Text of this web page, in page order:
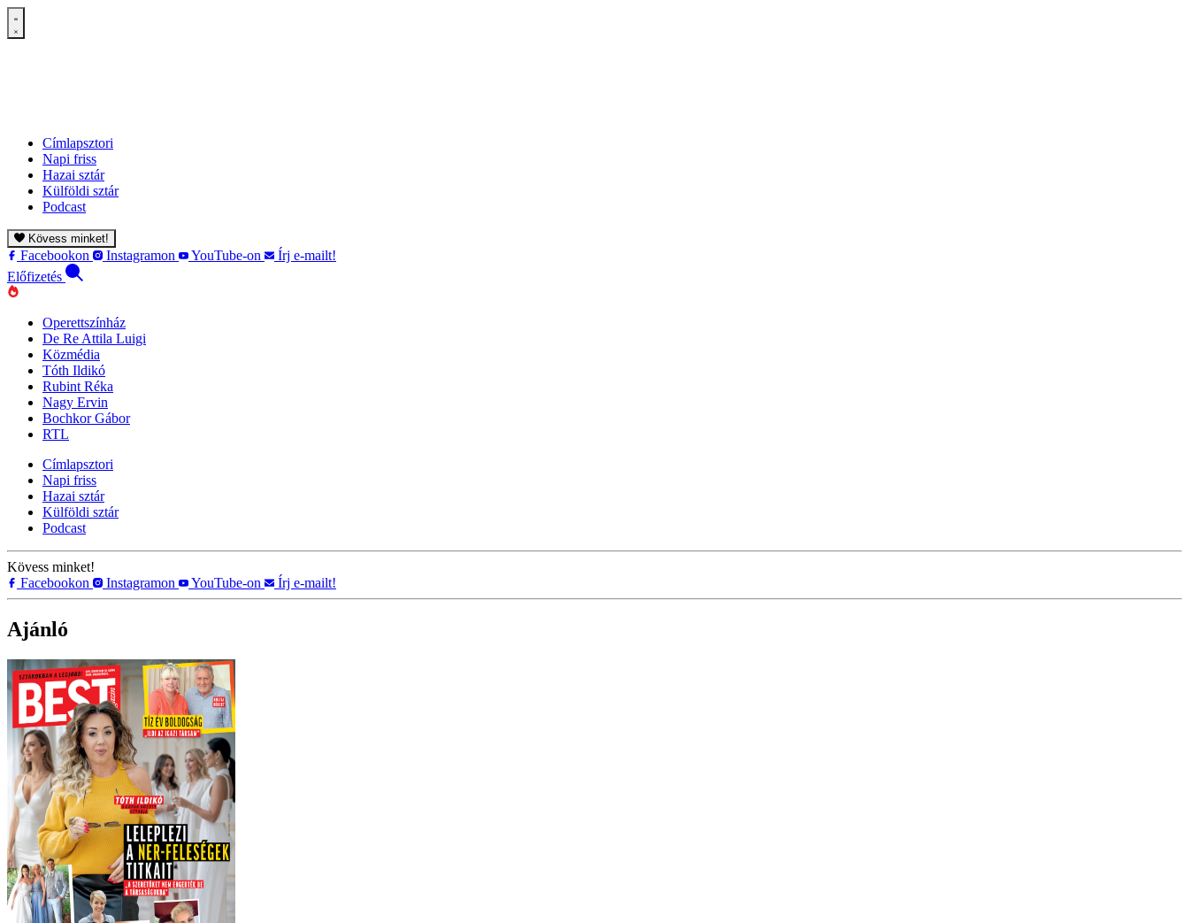
Címlapsztori
Napi friss
Hazai sztár
Külföldi sztár
Podcast
Kövess minket!
Facebookon Instagramon YouTube-on
Írj e-mailt!
Előfizetés
Operettszínház
De Re Attila Luigi
Közmédia
Tóth Ildikó
Rubint Réka
Nagy Ervin
Bochkor Gábor
RTL
Címlapsztori
Napi friss
Hazai sztár
Külföldi sztár
Podcast
Kövess minket!
Facebookon
Instagramon YouTube-on Írj e-mailt!
Ajánló